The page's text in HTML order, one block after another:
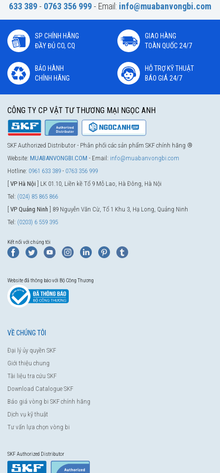
633 389- 0763 356 999- Email: info@muabanvongbi.com
SP CHÍNH HÃNG
ĐẦY ĐỦ CO, CQ
GIAO HÀNG
TOÀN QUỐC 24/7
BẢO HÀNH
CHÍNH HÃNG
HỖ TRỢ KỸ THUẬT
BÁO GIÁ 24/7
CÔNG TY CP VẬT TƯ THƯƠNG MẠI NGỌC ANH
SKF Authorized Distributor - Phân phối các sản phẩm SKF chính hãng ®
Website: MUABANVONGBI.COM - Email: info@muabanvongbi.com
Hotline: 0961 633 389 - 0763 356 999
VP Hà Nội ] LK 01.10, Liền kề Tổ 9 Mỗ Lao, Hà Đông, Hà Nội
Tel: (024) 85 865 866
VP Quảng Ninh ] 89 Nguyễn Văn Cừ, Tổ 1 Khu 3, Hạ Long, Quảng Ninh
Tel: (0203) 6 559 395
Kết nối với chúng tôi
Website đã thông báo với Bộ Công Thương
VỀ CHÚNG TÔI
Đại lý ủy quyền SKF
Giới thiệu chung
Tài liệu tra cứu SKF
Download Catalogue SKF
Báo giá vòng bi SKF chính hãng
Dịch vụ kỹ thuật
Tư vấn lựa chọn vòng bi
SKF Authorized Distributor